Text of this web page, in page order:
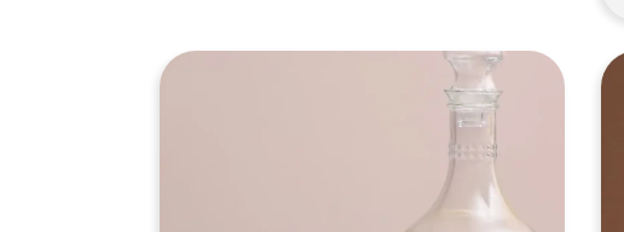
mañana” no es realista. Lo que
puedes hacer en casa es
proteger el cabello que ya […]